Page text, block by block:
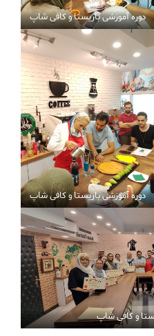
دوره آموزشی باریستا و کافی شاپ
دوره آموزشی باریستا و کافی شاپ
و کافی شاپ